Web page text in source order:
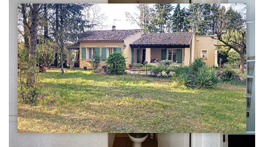
chaleureuse et contemporaine. L'espace nuit se compose de
quatre chambres, dont une belle suite parentale avec salle
d'eau privative, ainsi qu'une spacieuse salle de bains
équipée d'une douche et d'une baignoire. Deux WC
indépendants et une buanderie viennent compléter le confort
intérieur. À l'extérieur, le charme opère immédiatement avec
une grande terrasse agrémentée d'une pergola ombragée,
véritable prolongement de la pièce de vie, idéale pour
partager des repas en famille ou profiter des longues soirées
d'été. Tout a été pensé pour le bien-être et la convivialité
avec une piscine, un pool house, un terrain de boules, un
vaste jardin gazonné et de nombreux espaces dédiés à la
détente. Les dépendances constituent un véritable atout
avec un garage de 18 m², plusieurs espaces de stockage et
un atelier de 33 m² offrant un fort potentiel d'aménagement.
Celui-ci pourra aisément être transformé en gîte, logement
indépendant, espace professionnel ou atelier d'artiste selon
vos besoins. Cette propriété rare allie confort moderne,